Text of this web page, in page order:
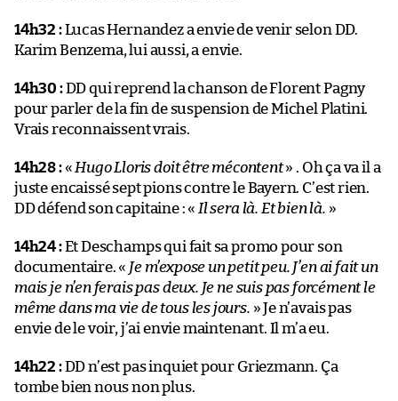
14h32 :Lucas Hernandez a envie de venir selon DD.
Karim Benzema, lui aussi, a envie.
14h30 :DD qui reprend la chanson de Florent Pagny
pour parler de la fin de suspension de Michel Platini.
Vrais reconnaissent vrais.
14h28 :« Hugo Lloris doit être mécontent» . Oh ça va il a
juste encaissé sept pions contre le Bayern. C’est rien.
DD défend son capitaine : « Il sera là. Et bien là. »
14h24 :Et Deschamps qui fait sa promo pour son
documentaire. « Je m’expose un petit peu. J’en ai fait un
mais je n’en ferais pas deux. Je ne suis pas forcément le
même dans ma vie de tous les jours. » Je n’avais pas
envie de le voir, j’ai envie maintenant. Il m’a eu.
14h22 :DD n’est pas inquiet pour Griezmann. Ça
tombe bien nous non plus.